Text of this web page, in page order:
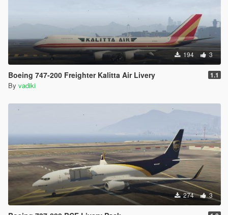
194 3
Boeing 747-200 Freighter Kalitta Air Livery 1.1
By vadiki
274 3